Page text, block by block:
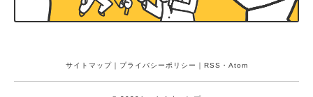
サイトマップ｜ プライバシーポリシー ｜ RSS ・ Atom